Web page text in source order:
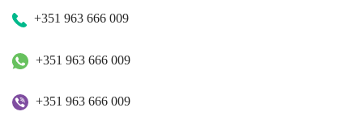
+351 963 666 009
+351 963 666 009
+351 963 666 009